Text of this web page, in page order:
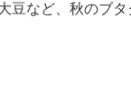
豆など、秋のブ